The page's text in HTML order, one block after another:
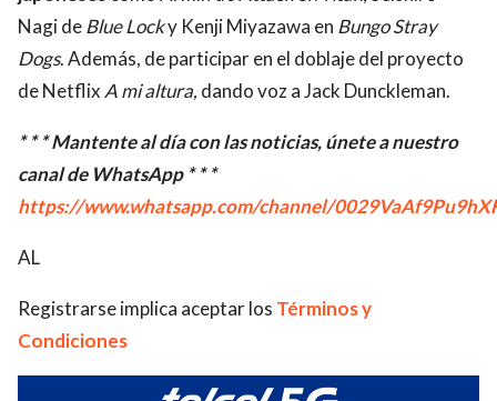
Nagi deBlue Locky Kenji Miyazawa en Bungo Stray
Dogs. Además, de participar en el doblaje del proyecto
de Netflix A mi altura, dando voz a Jack Dunckleman.
* * * Mantente al día con las noticias, únete a nuestro
canal de WhatsApp * * *
https://www.whatsapp.com/channel/
AL
Registrarse implica aceptar los Términos y
Condiciones